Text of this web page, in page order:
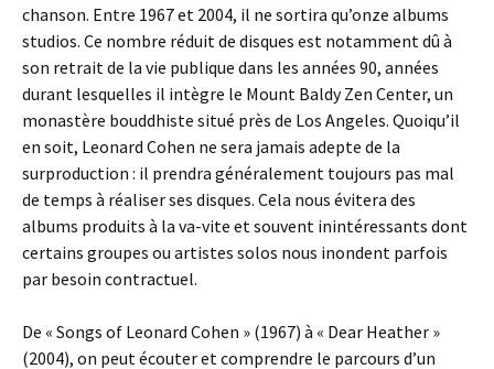
chanson. Entre 1967 et 2004, il ne sortira qu’onze albums
studios. Ce nombre réduit de disques est notamment dû à
son retrait de la vie publique dans les années 90, années
durant lesquelles il intègre le Mount Baldy Zen Center, un
monastère bouddhiste situé près de Los Angeles. Quoiqu’il
en soit, Leonard Cohen ne sera jamais adepte de la
surproduction : il prendra généralement toujours pas mal
de temps à réaliser ses disques. Cela nous évitera des
albums produits à la va-vite et souvent inintéressants dont
certains groupes ou artistes solos nous inondent parfois
par besoin contractuel.
De « Songs of Leonard Cohen » (1967) à « Dear Heather »
(2004), on peut écouter et comprendre le parcours d’un